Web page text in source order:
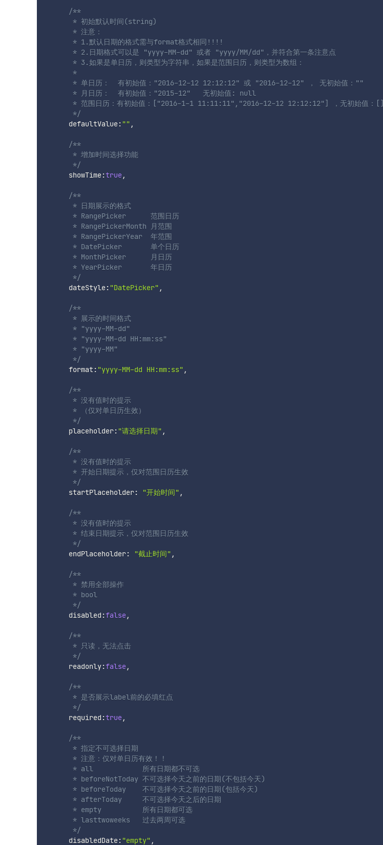
/**
       * 初始默认时间(string)
       * 注意：
       * 1.默认日期的格式需与format格式相同!!!!
       * 2.日期格式可以是 "yyyy-MM-dd" 或者 "yyyy/MM/dd"，并符合第一条注意点
       * 3.如果是单日历，则类型为字符串，如果是范围日历，则类型为数组：
       *
       * 单日历：  有初始值："2016-12-12 12:12:12" 或 "2016-12-12" ， 无初始值：""
       * 月日历：  有初始值："2015-12"   无初始值: null
       * 范围日历：有初始值：["2016-1-1 11:11:11","2016-12-12 12:12:12"] ，无初始值：[]
       */
      defaultValue
: "" ,
/**
       * 增加时间选择功能
       */
      showTime
:true,
/**
       * 日期展示的格式
       * RangePicker      范围日历
       * RangePickerMonth 月范围
       * RangePickerYear  年范围
       * DatePicker       单个日历
       * MonthPicker      月日历
       * YearPicker       年日历
       */
      dateStyle
: "DatePicker" ,
/**
       * 展示的时间格式
       * "yyyy-MM-dd"
       * "yyyy-MM-dd HH:mm:ss"
       * "yyyy-MM"
       */
      format
: "yyyy-MM-dd HH:mm:ss" ,
/**
       * 没有值时的提示
       * （仅对单日历生效）
       */
      placeholder
: "请选择日期" ,
/**
       * 没有值时的提示
       * 开始日期提示，仅对范围日历生效
       */
      startPlaceholder
: "开始时间" ,
/**
       * 没有值时的提示
       * 结束日期提示，仅对范围日历生效
       */
      endPlaceholder
: "截止时间" ,
/**
       * 禁用全部操作
       * bool
       */
      disabled
:false,
/**
       * 只读，无法点击
       */
      readonly
:false,
/**
       * 是否展示label前的必填红点
       */
      required
:true,
/**
       * 指定不可选择日期
       * 注意：仅对单日历有效！！
       * all            所有日期都不可选
       * beforeNotToday 不可选择今天之前的日期(不包括今天)
       * beforeToday    不可选择今天之前的日期(包括今天)
       * afterToday     不可选择今天之后的日期
       * empty          所有日期都可选
       * lasttwoweeks   过去两周可选
       */
      disabledDate
: "empty" ,